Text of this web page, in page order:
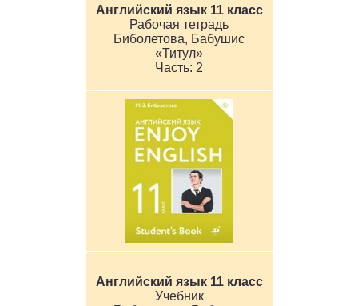
Английский язык 11 класс
Рабочая тетрадь
Биболетова, Бабушис
«Титул»
2
Английский язык 11 класс
Учебник